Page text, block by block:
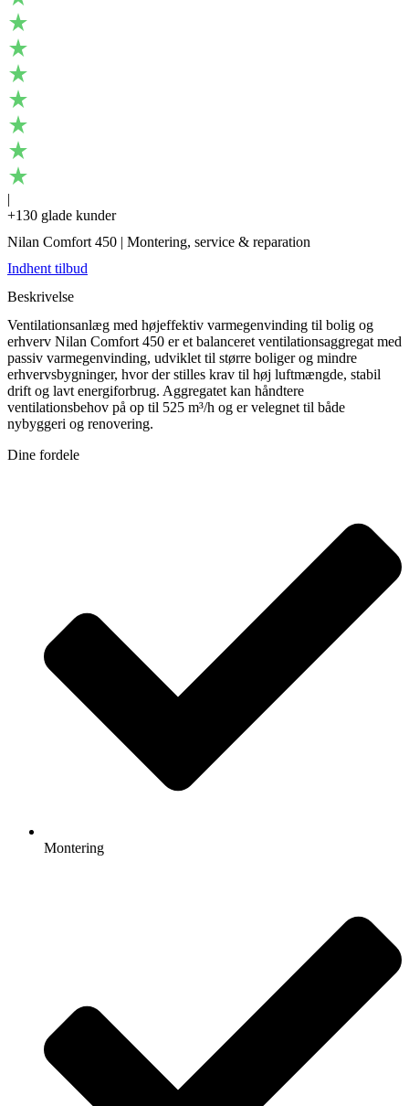
+130 glade kunder
Nilan Comfort 450 | Montering, service & reparation
Indhent tilbud
Beskrivelse
Ventilationsanlæg med højeffektiv varmegenvinding til bolig og
erhverv Nilan Comfort 450 er et balanceret ventilationsaggregat med
passiv varmegenvinding, udviklet til større boliger og mindre
erhvervsbygninger, hvor der stilles krav til høj luftmængde, stabil
drift og lavt energiforbrug. Aggregatet kan håndtere
ventilationsbehov på op til 525 m³/h og er velegnet til både
nybyggeri og renovering.
Dine fordele
Montering